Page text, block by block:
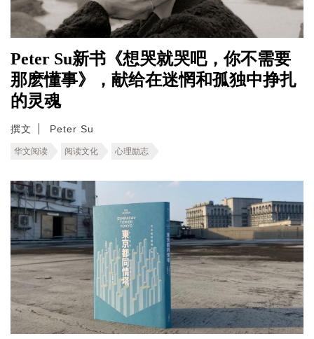
Peter Su新书《想哭就哭吧，你不需要
那麽懂事》，献给在迷惘和孤独中挣扎
的灵魂
撰文 Peter Su
华文阅读 阅读文化 心理励志